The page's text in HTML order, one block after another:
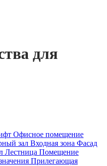
для
Офисное помещение
зал Входная зона Фасад
Лестница Помещение
Прилегающая